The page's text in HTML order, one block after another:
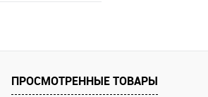
ПРОСМОТРЕННЫЕ ТОВАРЫ